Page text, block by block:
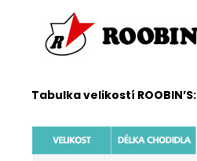
Tabulka velikostí ROOBIN’S: